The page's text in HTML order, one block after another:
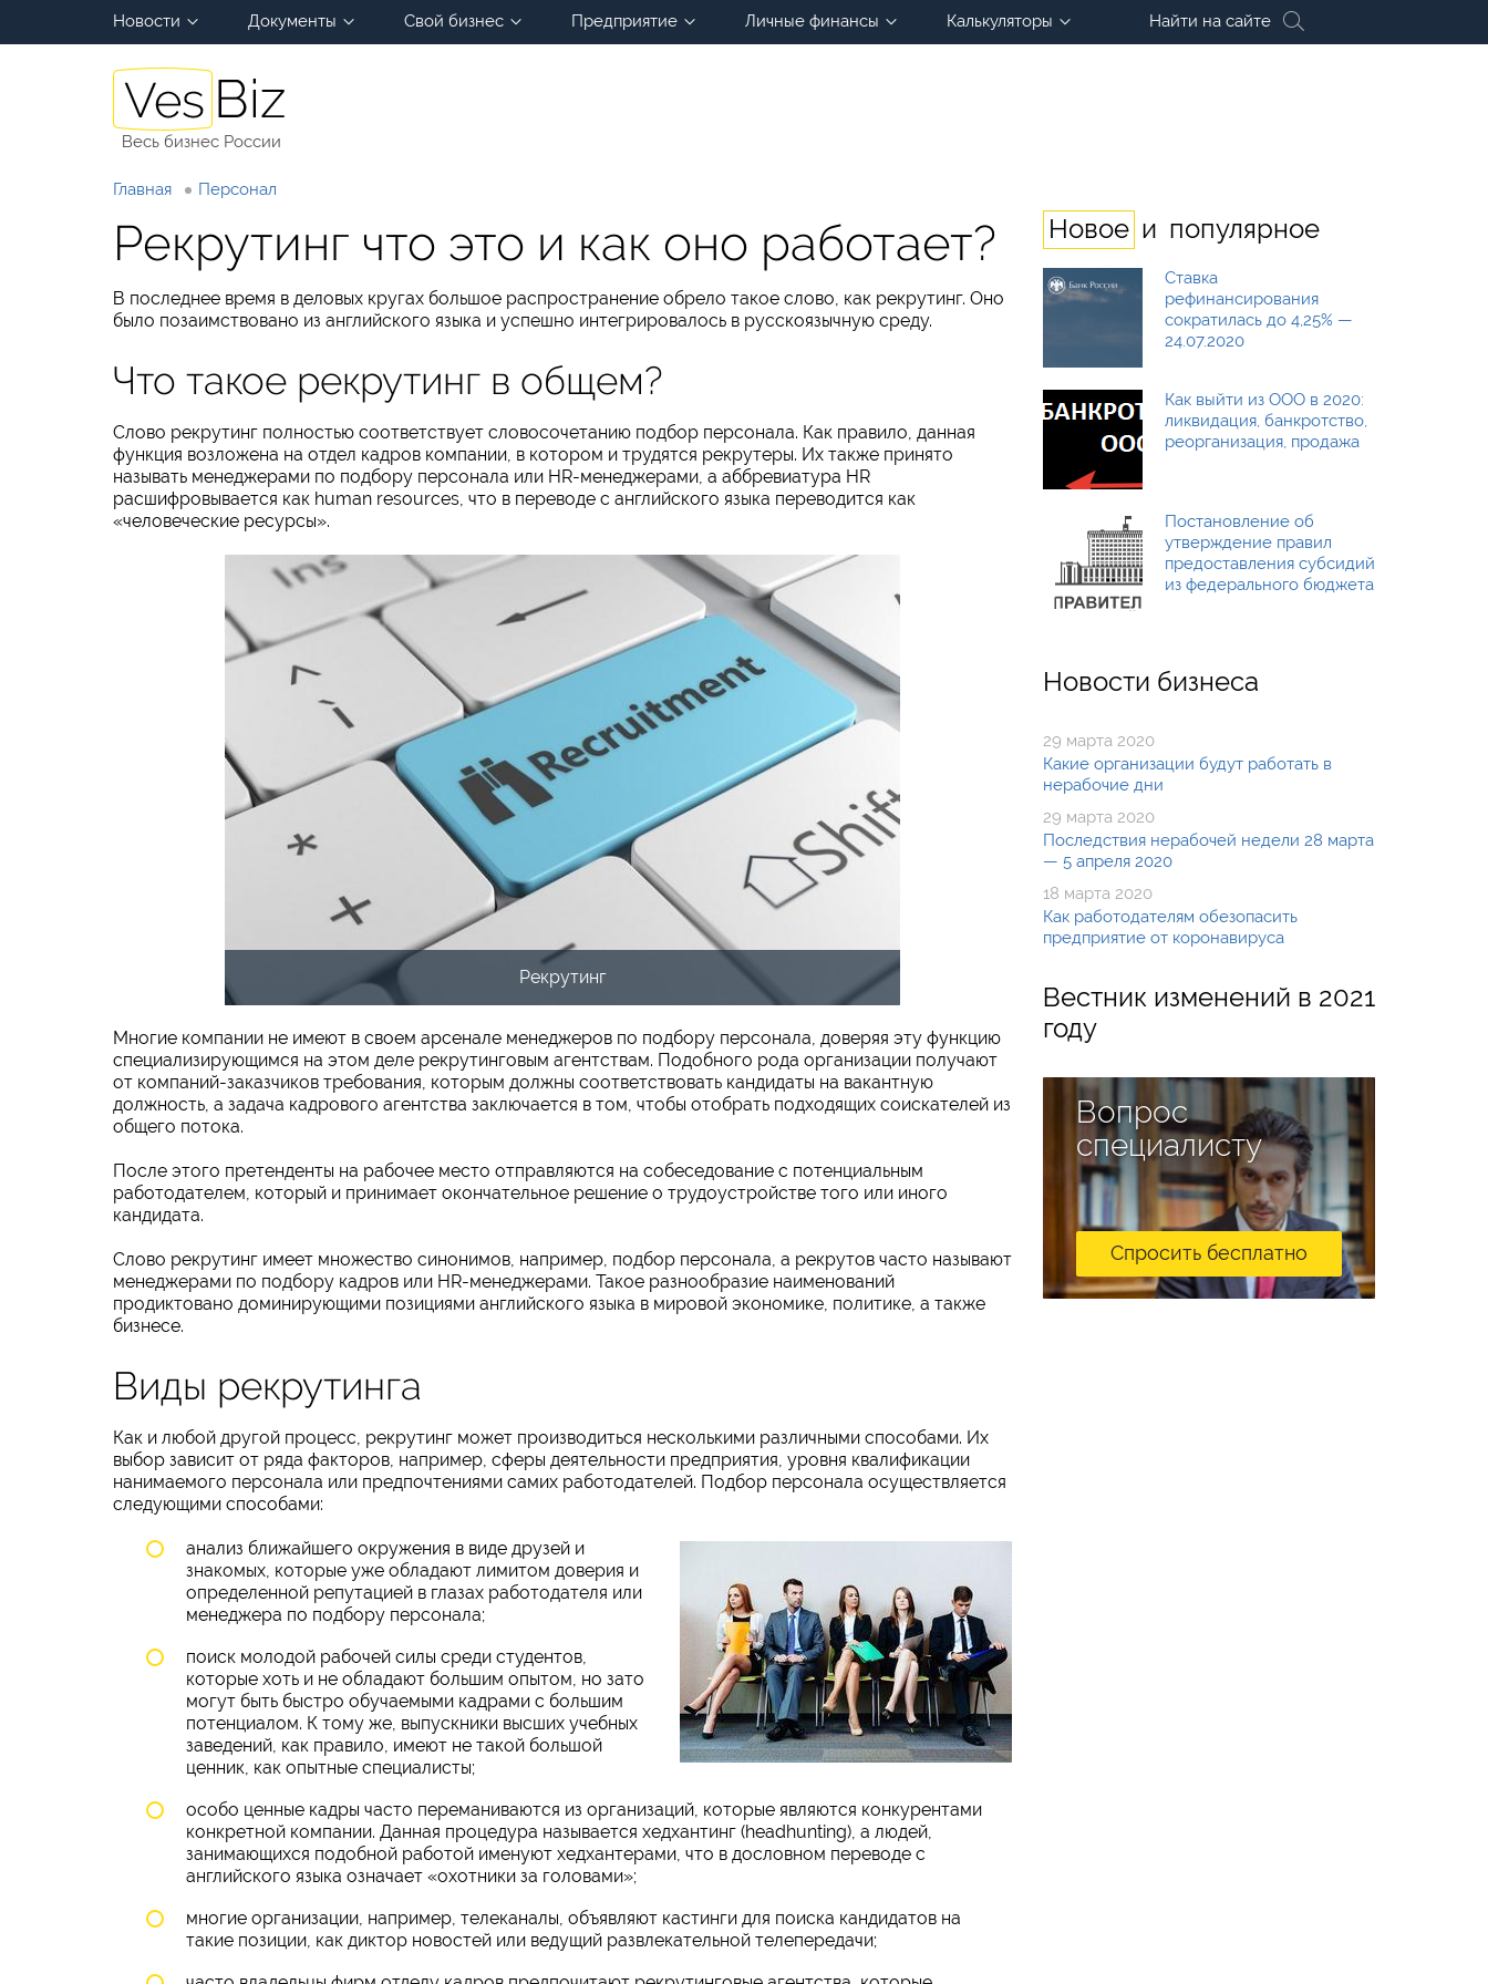
Новости Документы Свой бизнес Предприятие Личные финансы Калькуляторы Найти на сайте
Весь бизнес России
Главная Персонал
Рекрутинг что это и как оно работает?
В последнее время в деловых кругах большое распространение обрело такое слово, как рекрутинг. Оно
было позаимствовано из английского языка и успешно интегрировалось в русскоязычную среду.
Что такое рекрутинг в общем?
Слово рекрутинг полностью соответствует словосочетанию подбор персонала. Как правило, данная
функция возложена на отдел кадров компании, в котором и трудятся рекрутеры. Их также принято
называть менеджерами по подбору персонала или HR-менеджерами, а аббревиатура HR
расшифровывается как human resources, что в переводе с английского языка переводится как
«человеческие ресурсы».
Рекрутинг
Многие компании не имеют в своем арсенале менеджеров по подбору персонала, доверяя эту функцию
специализирующимся на этом деле рекрутинговым агентствам. Подобного рода организации получают
от компаний-заказчиков требования, которым должны соответствовать кандидаты на вакантную
должность, а задача кадрового агентства заключается в том, чтобы отобрать подходящих соискателей из
общего потока.
После этого претенденты на рабочее место отправляются на собеседование с потенциальным
работодателем, который и принимает окончательное решение о трудоустройстве того или иного
кандидата.
Слово рекрутинг имеет множество синонимов, например, подбор персонала, а рекрутов часто называют
менеджерами по подбору кадров или HR-менеджерами. Такое разнообразие наименований
продиктовано доминирующими позициями английского языка в мировой экономике, политике, а также
бизнесе.
Виды рекрутинга
Как и любой другой процесс, рекрутинг может производиться несколькими различными способами. Их
выбор зависит от ряда факторов, например, сферы деятельности предприятия, уровня квалификации
нанимаемого персонала или предпочтениями самих работодателей. Подбор персонала осуществляется
следующими способами:
анализ ближайшего окружения в виде друзей и
знакомых, которые уже обладают лимитом доверия и
определенной репутацией в глазах работодателя или
менеджера по подбору персонала;
поиск молодой рабочей силы среди студентов,
которые хоть и не обладают большим опытом, но зато
могут быть быстро обучаемыми кадрами с большим
потенциалом. К тому же, выпускники высших учебных
заведений, как правило, имеют не такой большой
ценник, как опытные специалисты;
особо ценные кадры часто переманиваются из организаций, которые являются конкурентами
конкретной компании. Данная процедура называется хедхантинг (headhunting), а людей,
занимающихся подобной работой именуют хедхантерами, что в дословном переводе с
английского языка означает «охотники за головами»;
многие организации, например, телеканалы, объявляют кастинги для поиска кандидатов на
такие позиции, как диктор новостей или ведущий развлекательной телепередачи;
Новое и популярное
Ставка
рефинансирования
сократилась до 4,25% —
24.07.2020
Как выйти из ООО в 2020:
ликвидация, банкротство,
реорганизация, продажа
Постановление об
утверждение правил
предоставления субсидий
из федерального бюджета
Новости бизнеса
29 марта 2020
Какие организации будут работать в
нерабочие дни
29 марта 2020
Последствия нерабочей недели 28 марта
— 5 апреля 2020
18 марта 2020
Как работодателям обезопасить
предприятие от коронавируса
Вестник изменений в 2021
году
Вопрос
специалисту
Спросить бесплатно